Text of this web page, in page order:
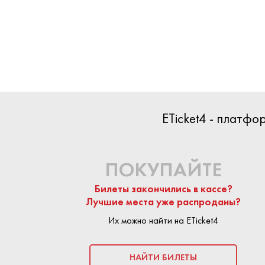
06
ПОКУПКА
На сайте
предложения
безопасной:
ETicket4 -
ПОКУПАЙТЕ
Билеты закончились в кассе?
Лучшие места уже распроданы?
Их можно найти на ETicket4
НАЙТИ БИЛЕТЫ